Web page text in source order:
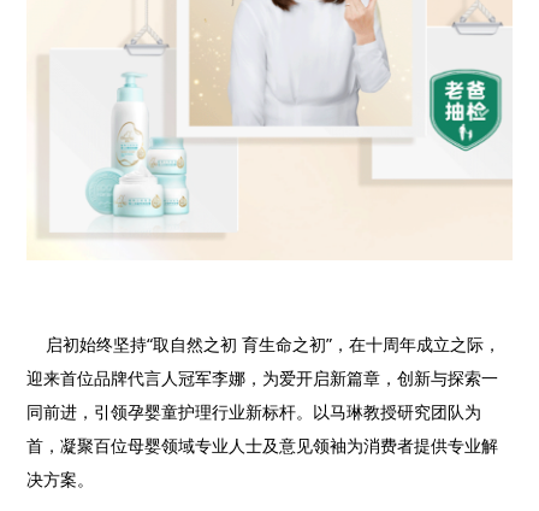
启初始终坚持“取自然之初 育生命之初” ，在十周年成立之际，
迎来首位品牌代言人冠军李娜，为爱开启新篇章，创新与探索一
同前进，引领孕婴童护理行业新标杆。以马琳教授研究团队为
首，凝聚百位母婴领域专业人士及意见领袖为消费者提供专业解
决方案。